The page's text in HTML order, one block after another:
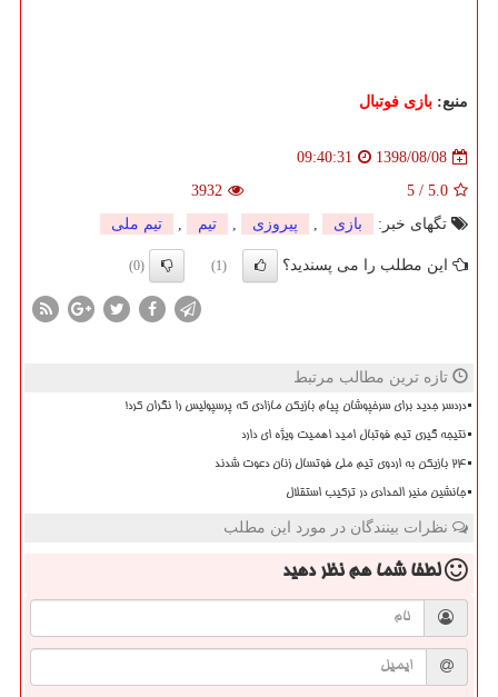
منبع: بازی فوتبال
1398/08/08
09:40:31
5.0
/
5
3932
تگهای خبر:
بازی , پیروزی , تیم , تیم ملی
این مطلب را می پسندید؟ (1)
(0)
تازه ترین مطالب مرتبط
دردسر جدید برای سرخپوشان پیام بازیکن مازادی که پرسپولیس را نگران کرد!
نتیجه گیری تیم فوتبال امید اهمیت ویژه ای دارد
۲۴ بازیکن به اردوی تیم ملی فوتسال زنان دعوت شدند
جانشین منیر الحدادی در ترکیب استقلال
نظرات بینندگان در مورد این مطلب
لطفا شما همنظر دهید